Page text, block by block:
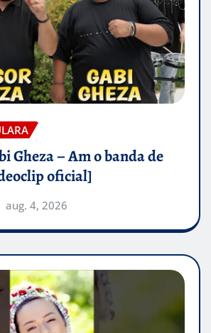
Gheza – Am o banda de
oficial]
aug. 4, 2026